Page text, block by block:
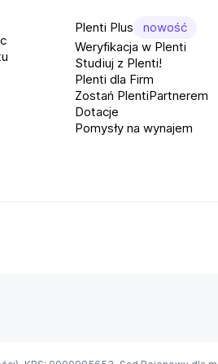
może
Plenti Plus
nowość
Weryfikacja w Plenti
Studiuj z Plenti!
Plenti dla Firm
Zostań PlentiPartnerem
Dotacje
Pomysły na wynajem